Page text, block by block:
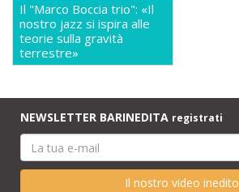
Il "Marco Boccia trio": «Il
nostro jazz si ispira alle
teorie sulla gravità
terrestre»
NEWSLETTER BARINEDITA registrati
Il nostro video inedito